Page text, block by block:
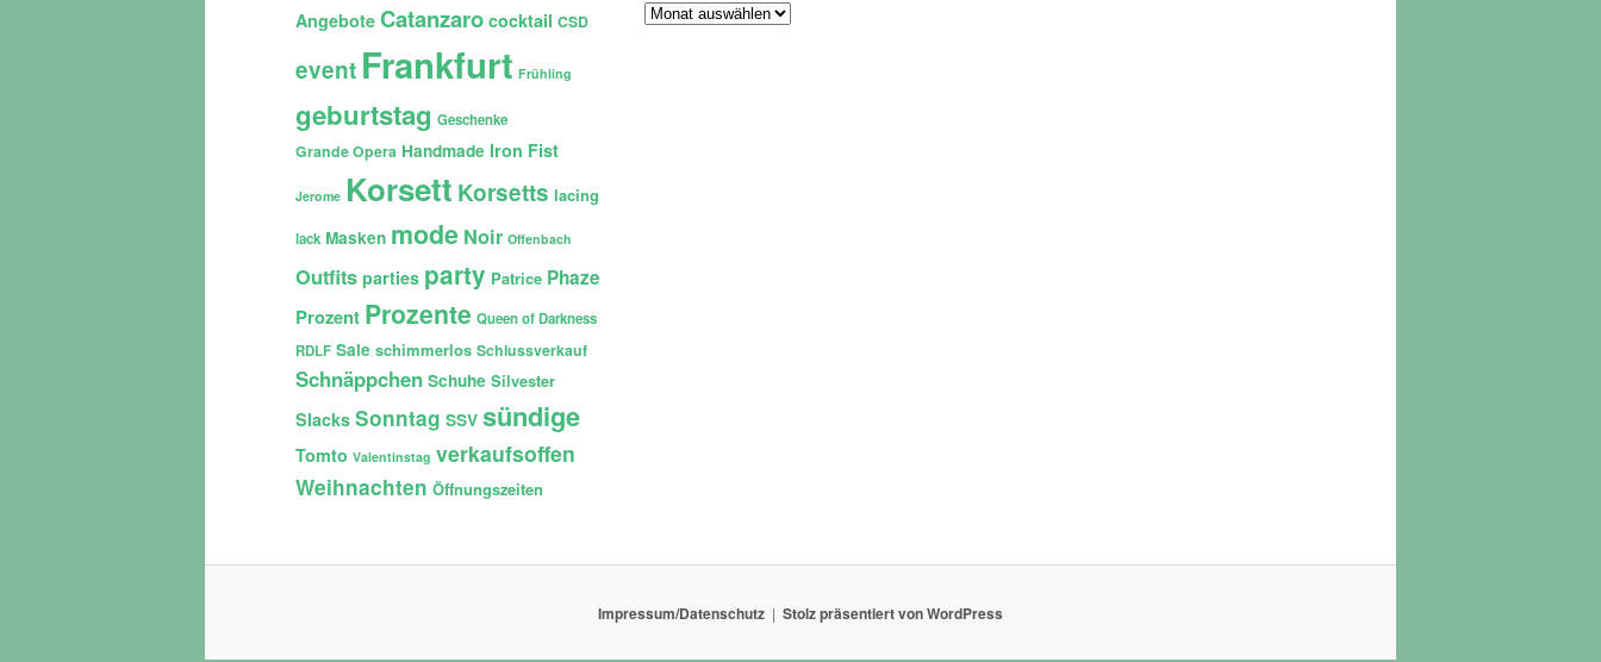
Angebote Catanzaro cocktail CSD
event Frankfurt Frühling
geburtstag Geschenke
Grande Opera Handmade Iron Fist
Jerome Korsett Korsetts lacing
lack Masken mode Noir Offenbach
Outfits parties party Patrice Phaze
Prozent Prozente Queen of Darkness
RDLF Sale schimmerlos Schlussverkauf
Schnäppchen Schuhe Silvester
Slacks Sonntag SSV sündige
Tomto Valentinstag verkaufsoffen
Weihnachten Öffnungszeiten
Archiv
Impressum/Datenschutz Stolz präsentiert von WordPress